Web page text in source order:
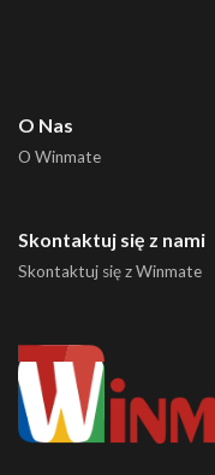
O Nas
O Winmate
Skontaktuj się z nami
Skontaktuj się z Winmate